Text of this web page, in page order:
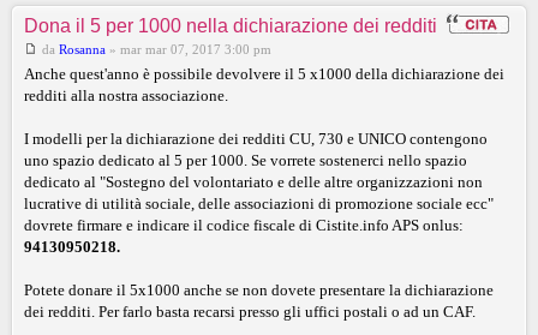
Dona il 5 per 1000 nella dichiarazione dei redditi
da Rosanna » mar mar 07, 2017 3:00 pm
Anche quest'anno è possibile devolvere il 5 x1000 della dichiarazione dei
redditi alla nostra associazione.
I modelli per la dichiarazione dei redditi CU, 730 e UNICO contengono
uno spazio dedicato al 5 per 1000. Se vorrete sostenerci nello spazio
dedicato al "Sostegno del volontariato e delle altre organizzazioni non
lucrative di utilità sociale, delle associazioni di promozione sociale ecc"
dovrete firmare e indicare il codice fiscale di Cistite.info APS onlus:
94130950218.
Potete donare il 5x1000 anche se non dovete presentare la dichiarazione
dei redditi. Per farlo basta recarsi presso gli uffici postali o ad un CAF.